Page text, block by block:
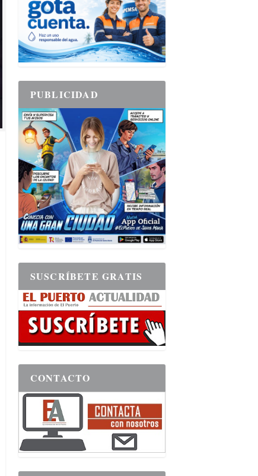
PUBLICIDAD
SUSCRÍBETE GRATIS
CONTACTO